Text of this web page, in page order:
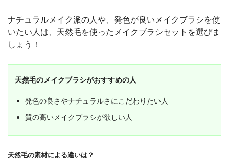
ナチュラルメイク派の人や、発色が良いメイクブラシを使
いたい人は、天然毛を使ったメイクブラシセットを選びま
しょう！
天然毛のメイクブラシがおすすめの人
発色の良さやナチュラルさにこだわりたい人
質の高いメイクブラシが欲しい人
天然毛の素材による違いは？